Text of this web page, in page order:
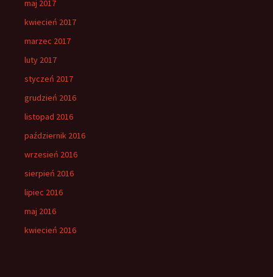
maj 2017
kwiecień 2017
marzec 2017
luty 2017
styczeń 2017
grudzień 2016
listopad 2016
październik 2016
wrzesień 2016
sierpień 2016
lipiec 2016
maj 2016
kwiecień 2016